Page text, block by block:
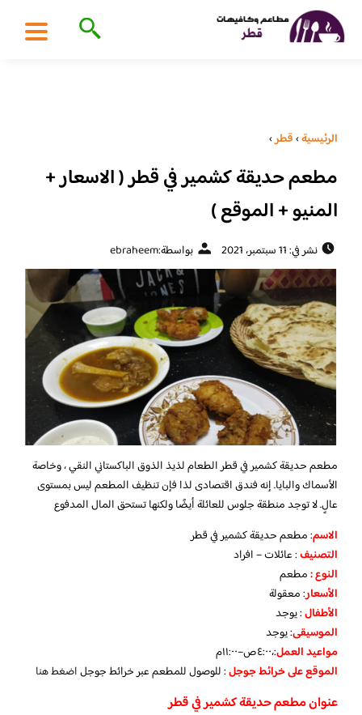
الرئيسية›قطر›
مطعم حديقة كشمير في قطر ( الاسعار +
المنيو + الموقع )
نشر في: 11 سبتمبر، 2021 بواسطة:ebraheem
مطعم حديقة كشمير في قطر الطعام لذيذ الذوق الباكستاني النقي ، وخاصة
الأسماك والبايا. إنه فندق اقتصادى لذا فإن تنظيف المطعم ليس بمستوى
عالٍ. لا توجد منطقة جلوس للعائلة أيضًا ولكنها تستحق المال المدفوع
الاسم: مطعم حديقة كشمير في قطر
التصنيف: عائلات – افراد
النوع :مطعم
الأسعار:معقولة
الأطفال:يوجد
الموسيقى:يوجد
مواعيد العمل:،٤:٠٠ص–١١:٠٠م
الموقع على خرائط جوجل: للوصول للمطعم عبر خرائط جوجلاضغط هنا
عنوان مطعم حديقة كشمير في قطر